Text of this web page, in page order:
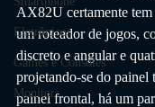
Eletrônicos
Games e Consoles
Monitor
AX82U certamente
um roteador de jogos,
discreto e angular e
projetando-se do painel
painel frontal, há um